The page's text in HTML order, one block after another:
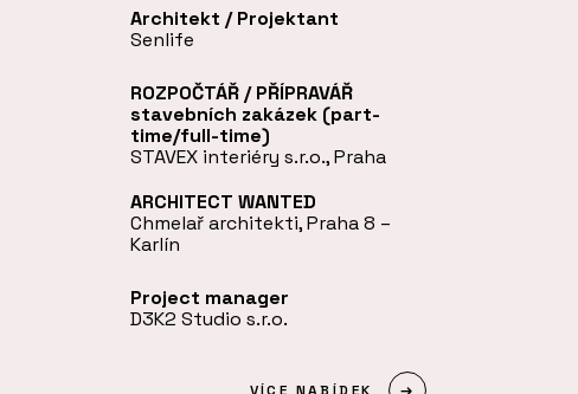
Architekt / Projektant
Senlife
ROZPOČTÁŘ / PŘÍPRAVÁŘ
stavebních zakázek (part-
time/full-time)
STAVEX interiéry s.r.o., Praha
ARCHITECT WANTED
Chmelař architekti, Praha 8 –
Karlín
Project manager
D3K2 Studio s.r.o.